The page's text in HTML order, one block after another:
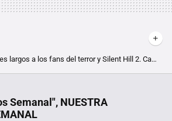
Steam pone los dientes largos a los fans del terror y Silent Hill 2. Cambios en la base de datos apuntan a un lanzamiento cercano para el remake
Semanal", NUESTRA